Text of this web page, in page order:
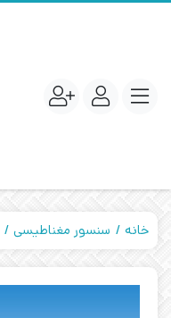
خانه سنسور مغناطیسی